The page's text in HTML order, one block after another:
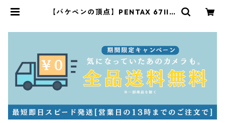
【バケペンの頂点】PENTAX 67II A
ルドレンズ専門店